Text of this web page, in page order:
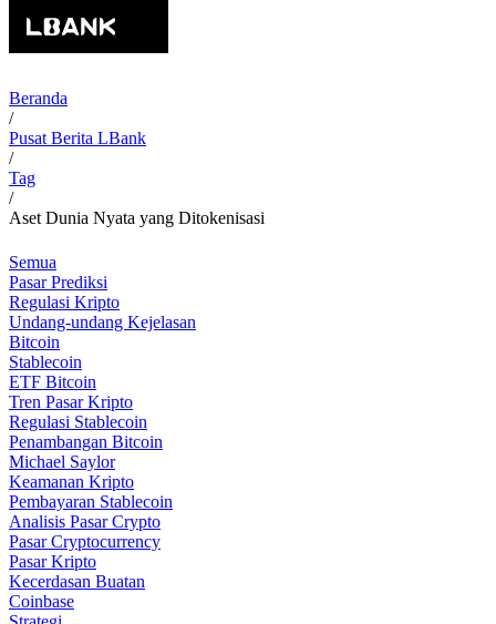
Beranda
/
Pusat Berita LBank
/
Tag
/
Aset Dunia Nyata yang Ditokenisasi
Semua
Pasar Prediksi
Regulasi Kripto
Undang-undang Kejelasan
Bitcoin
Stablecoin
ETF Bitcoin
Tren Pasar Kripto
Regulasi Stablecoin
Penambangan Bitcoin
Michael Saylor
Keamanan Kripto
Pembayaran Stablecoin
Analisis Pasar Crypto
Pasar Cryptocurrency
Pasar Kripto
Kecerdasan Buatan
Coinbase